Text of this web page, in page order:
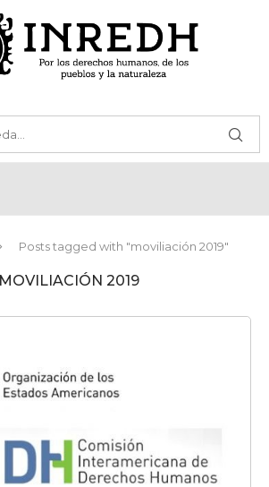
Posts tagged with "moviliación 2019"
MOVILIACIÓN 2019